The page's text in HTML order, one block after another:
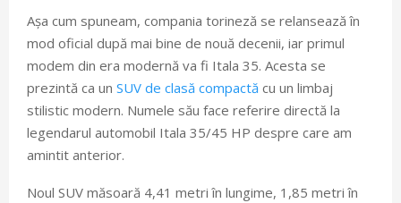
Așa cum spuneam, compania torineză se relansează în
mod oficial după mai bine de nouă decenii, iar primul
modem din era modernă va fi Itala 35. Acesta se
prezintă ca un SUV de clasă compactă cu un limbaj
stilistic modern. Numele său face referire directă la
legendarul automobil Itala 35/45 HP despre care am
amintit anterior.
Noul SUV măsoară 4,41 metri în lungime, 1,85 metri în